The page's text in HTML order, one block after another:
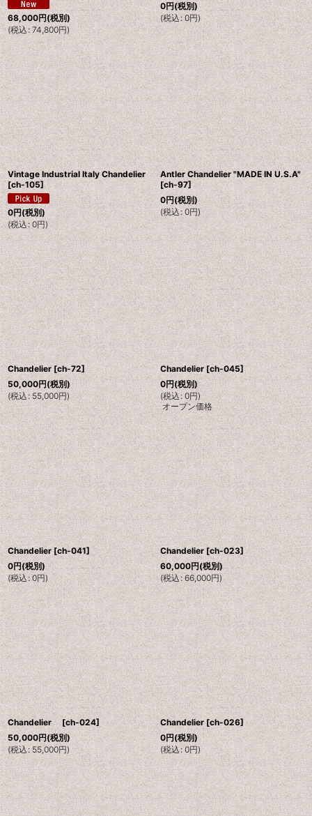
68,000円(税別)
(税込 : 74,800円)
0円(税別)
(税込 : 0円)
Vintage Industrial Italy Chandelier
[ch-105]
0円(税別)
(税込: 0円)
Antler Chandelier "MADE IN U.S.A"
[ch-97]
0円(税別)
(税込: 0円)
Chandelier [ch-72]
50,000円(税別)
(税込: 55,000円)
Chandelier [ch-045]
0円(税別)
(税込 : 0円)
オープン価格
Chandelier [ch-041]
0円(税別)
(税込 : 0円)
Chandelier [ch-023]
60,000円(税別)
(税込 : 66,000円)
Chandelier [ch-024]
50,000円(税別)
(税込: 55,000円)
Chandelier [ch-026]
0円(税別)
(税込 : 0円)